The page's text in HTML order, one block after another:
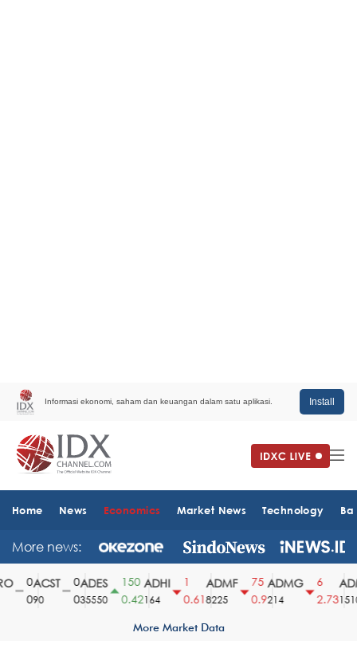
Informasi ekonomi, saham dan keuangan dalam satu aplikasi. Install
Home News Economics Market News Technology
More news:
ACST
90
ADES
35550
150
0.42
ADHI
164
0.61
ADMF
8225
75
0.9
ADMG
214
2.731510
More Market Data